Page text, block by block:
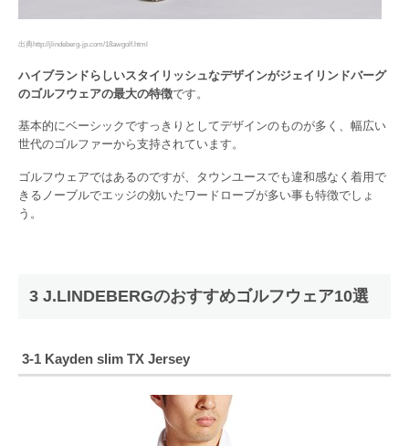
出典http://jlindeberg-jp.com/18awgolf.html
ハイブランドらしいスタイリッシュなデザインがジェイリンドバーグ
のゴルフウェアの最大の特徴です。
基本的にベーシックですっきりとしてデザインのものが多く、幅広い
世代のゴルファーから支持されています。
ゴルフウェアではあるのですが、タウンユースでも違和感なく着用で
きるノーブルでエッジの効いたワードローブが多い事も特徴でしょ
う。
3 J.LINDEBERGのおすすめゴルフウェア10選
3-1 Kayden slim TX Jersey